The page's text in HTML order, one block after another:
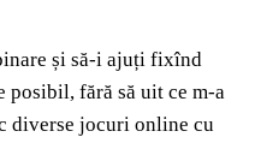
și să-i ajuți fixînd
posibil, fără să uit ce m-a
diverse jocuri online cu